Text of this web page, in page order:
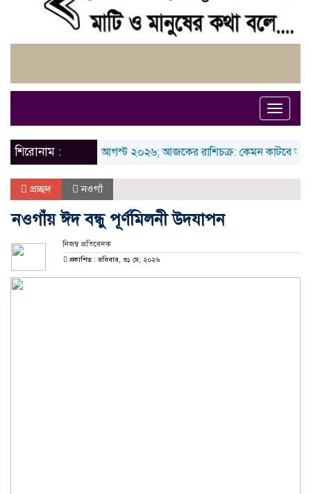
Toggle
শিরোনাম :
রবিবার ৯ আগস্ট ২০২৬; আজকের রাশিচক্র: কেমন কাটবে আজকের
প্রচ্ছদ নওগাঁ
নওগাঁয় ঈদ বন্ধু পূর্ণমিলনী উদযাপন
নিজস্ব প্রতিবেদক
প্রকাশিত : রবিবার, ৩১ মে, ২০২৬